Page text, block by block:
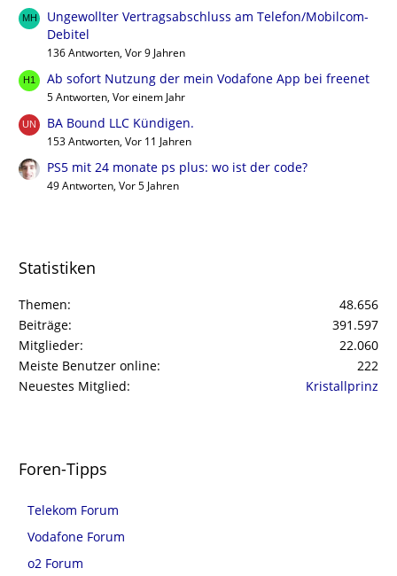
Ungewollter Vertragsabschluss am Telefon/Mobilcom-
Debitel
136 Antworten, Vor 9 Jahren
Ab sofort Nutzung der mein Vodafone App bei freenet
5 Antworten, Vor einem Jahr
BA Bound LLC Kündigen.
153 Antworten, Vor 11 Jahren
PS5 mit 24 monate ps plus: wo ist der code?
49 Antworten, Vor 5 Jahren
Statistiken
Themen
48.656
Beiträge
391.597
Mitglieder
22.060
Meiste Benutzer online
222
Neuestes Mitglied
Kristallprinz
Foren-Tipps
Telekom Forum
Vodafone Forum
o2 Forum